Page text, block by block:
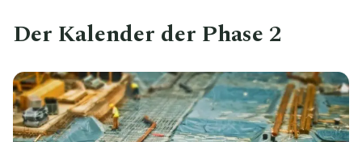
Der Kalender der Phase 2